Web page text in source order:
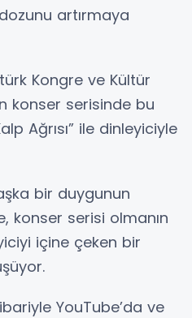
artırmaya
Kongre ve Kültür
konser serisinde bu
Ağrısı” ile dinleyiciyle
bir duygunun
konser serisi olmanın
içine çeken bir
YouTube’da ve